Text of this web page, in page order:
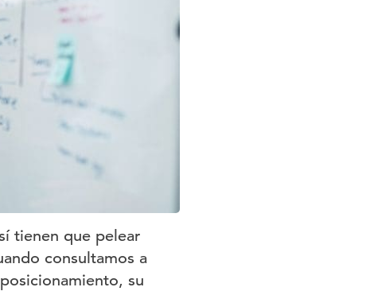
tienen que pelear
consultamos a
su